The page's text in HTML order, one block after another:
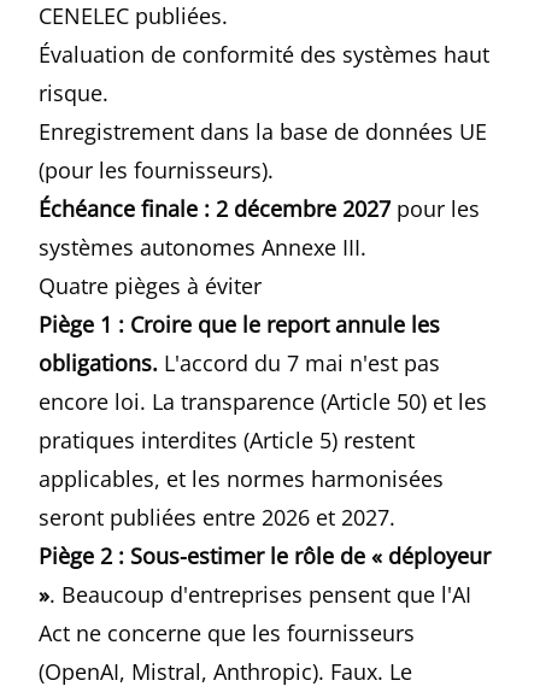
CENELEC publiées.
Évaluation de conformité des systèmes haut
risque.
Enregistrement dans la base de données UE
(pour les fournisseurs).
Échéance finale : 2 décembre 2027pour les
systèmes autonomes Annexe III.
Quatre pièges à éviter
Piège 1 : Croire que le report annule les
obligations. L'accord du 7 mai n'est pas
encore loi. La transparence (Article 50) et les
pratiques interdites (Article 5) restent
applicables, et les normes harmonisées
seront publiées entre 2026 et 2027.
Piège 2 : Sous-estimer le rôle de « déployeur
». Beaucoup d'entreprises pensent que l'AI
Act ne concerne que les fournisseurs
(OpenAI, Mistral, Anthropic). Faux. Le